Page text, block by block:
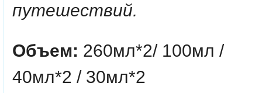
путешествий.
Объем: 260мл*2/ 100мл /
40мл*2 / 30мл*2